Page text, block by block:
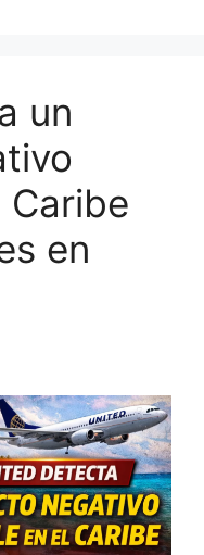
un
Caribe
en